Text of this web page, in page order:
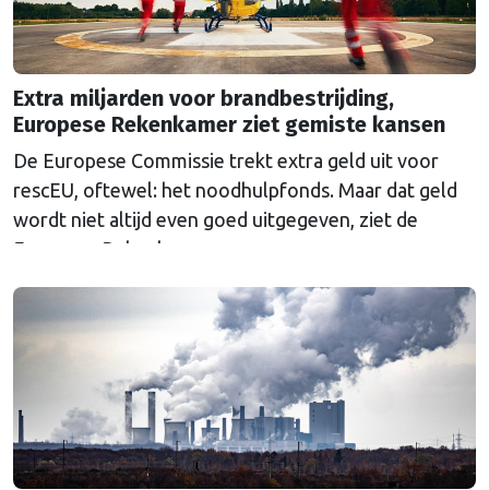
Extra miljarden voor brandbestrijding,
Europese Rekenkamer ziet gemiste kansen
De Europese Commissie trekt extra geld uit voor
rescEU, oftewel: het noodhulpfonds. Maar dat geld
wordt niet altijd even goed uitgegeven, ziet de
Europese Rekenkamer.